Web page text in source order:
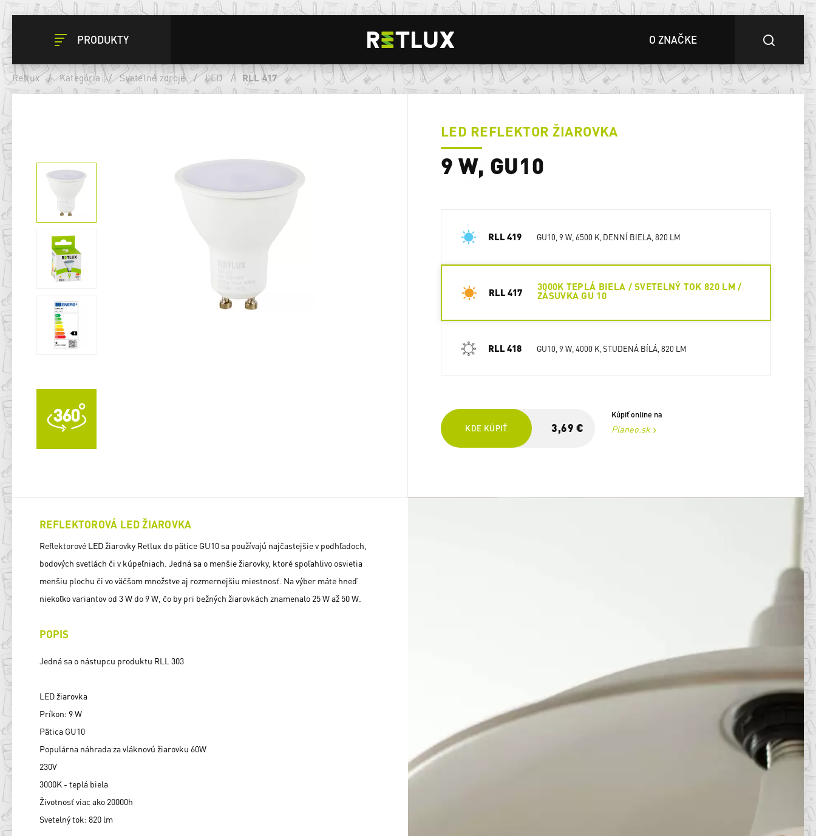
PRODUKTY O ZNAČKE
Retlux / Kategória / Svetelné zdroje / LED / RLL 417
LED REFLEKTOR ŽIAROVKA
9 W, GU10
RLL 419 GU10, 9 W, 6500 K, DENNÍ BIELA, 820 LM
RLL 417 3000K TEPLÁ BIELA / SVETELNÝ TOK 820 LM /
ZÁSUVKA GU 10
RLL 418 GU10, 9 W, 4000 K, STUDENÁ BÍLÁ, 820 LM
KDE KÚPIŤ 3,69 €
Kúpiť online na
Planeo.sk
REFLEKTOROVÁ LED ŽIAROVKA
Reflektorové LED žiarovky Retlux do pätice GU10 sa používajú najčastejšie v podhľadoch,
bodových svetlách či v kúpeľniach. Jedná sa o menšie žiarovky, ktoré spoľahlivo osvietia
menšiu plochu či vo väčšom množstve aj rozmernejšiu miestnosť. Na výber máte hneď
niekoľko variantov od 3 W do 9 W, čo by pri bežných žiarovkách znamenalo 25 W až 50 W.
POPIS
Jedná sa o nástupcu produktu RLL 303
LED žiarovka
Príkon: 9 W
Pätica GU10
Populárna náhrada za vláknovú žiarovku 60W
230V
3000K - teplá biela
Životnosť viac ako 20000h
Svetelný tok: 820 lm